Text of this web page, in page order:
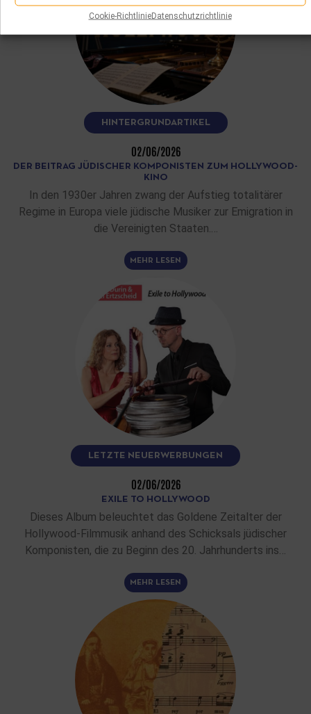
Cookie-RichtlinieDatenschutzrichtlinie
HINTERGRUNDARTIKEL
02/06/2026
DER BEITRAG JÜDISCHER KOMPONISTEN ZUM HOLLYWOOD-
KINO
In den 1930er Jahren zwang der Aufstieg totalitärer
Regime in Europa viele jüdische Musiker zur Emigration in
die Vereinigten Staaten.…
MEHR LESEN
LETZTE NEUERWERBUNGEN
02/06/2026
EXILE TO HOLLYWOOD
Dieses Album beleuchtet das Goldene Zeitalter der
Hollywood-Filmmusik anhand des Schicksals jüdischer
Komponisten, die zu Beginn des 20. Jahrhunderts ins…
MEHR LESEN